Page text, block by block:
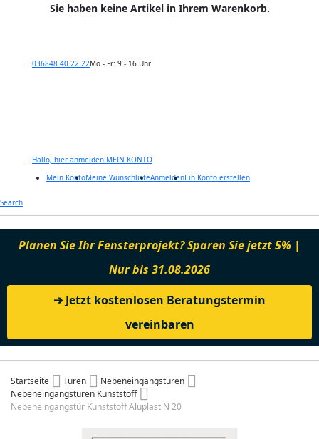
Sie haben keine Artikel in Ihrem Warenkorb.
036848 40 22 22Mo - Fr: 9 - 16 Uhr
Hallo, hier anmelden MEIN KONTO
Mein KontoMeine WunschlisteAnmeldenEin Konto erstellen
Search
Planen Sie Ihr Fensterprojekt? Sparen Sie jetzt 5% |
Nur bis 31.08.2026
➔ Jetzt kostenlosen Beratungstermin
vereinbaren
Startseite Türen
Nebeneingangstüren
Nebeneingangstüren Kunststoff
Nebeneingangstür Kunststoff Aluplast N 20